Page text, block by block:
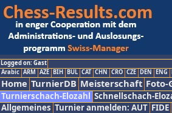
Logged on: Gast
Arabic ARM AZE BIH BUL CAT CHN CRO CZE DEN ENG
Home TurnierDB Meisterschaft Foto-
Turnierschach-Elozahl Schnellschach-
Allgemeines Turnier anmelden: AUT FIDE